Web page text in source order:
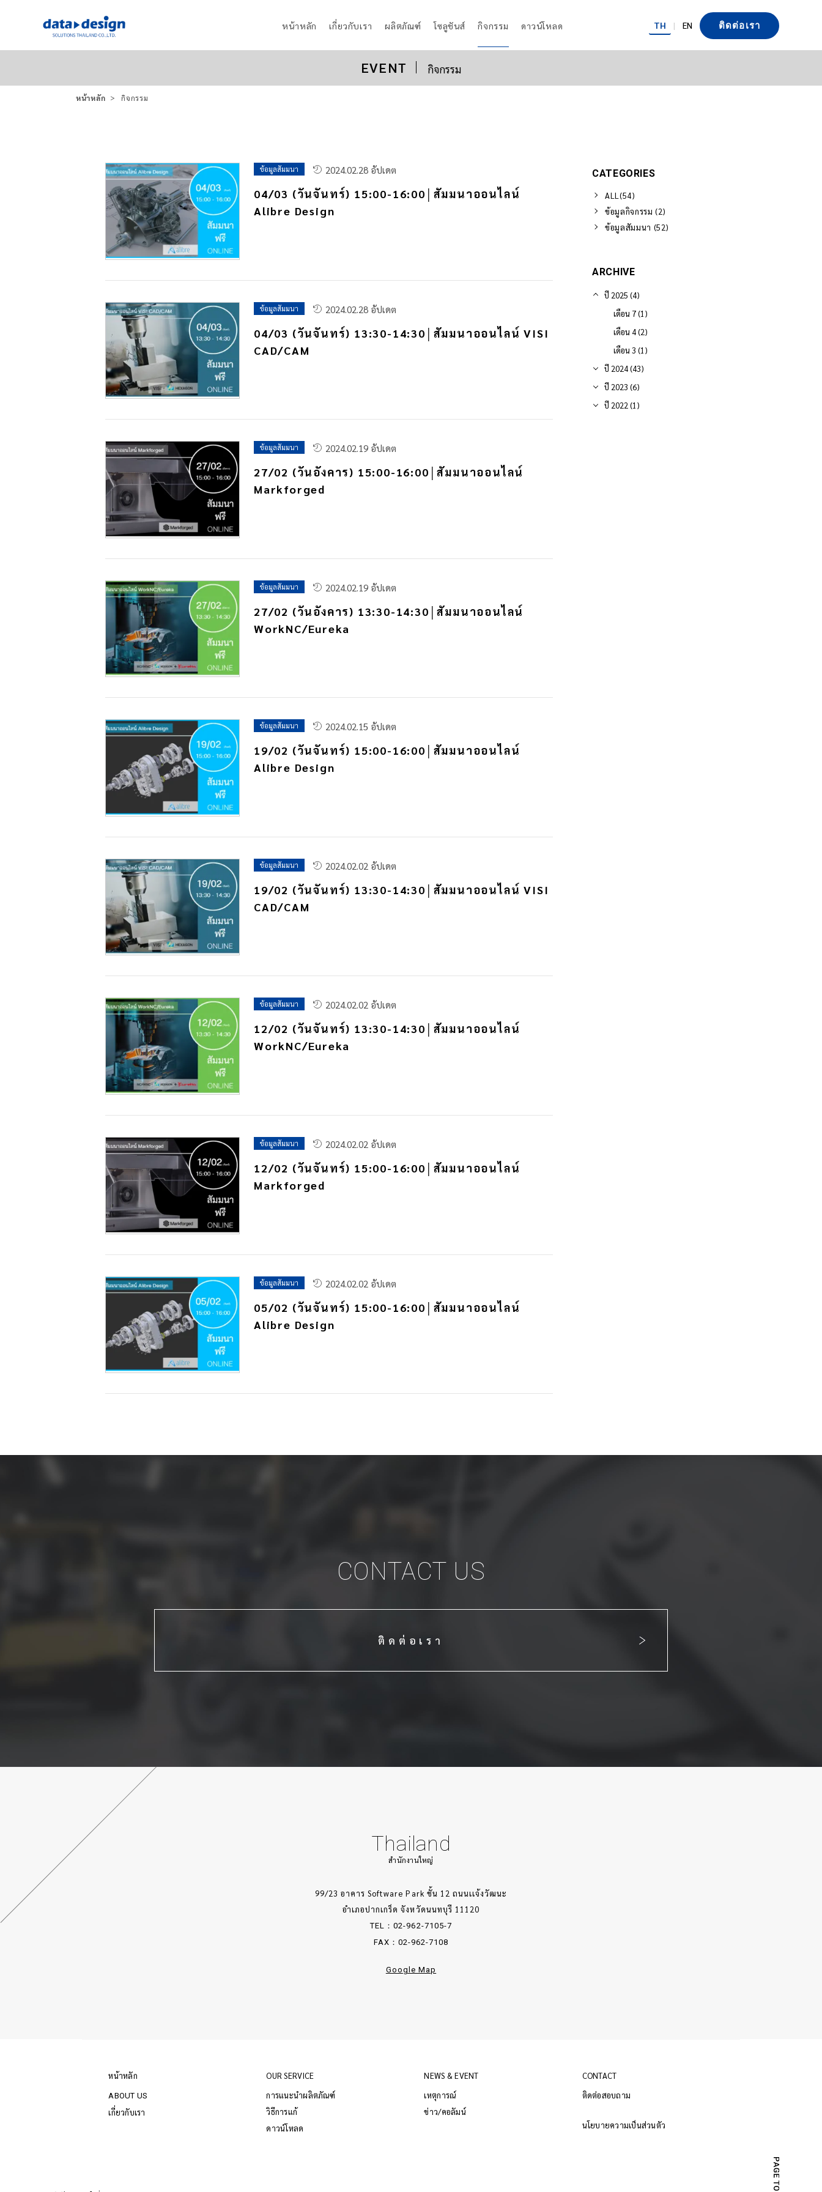
TH | EN ติดต่อเรา
หน้าหลัก เกี่ยวกับเรา ผลิตภัณฑ์ โซลูชันส์ กิจกรรม ดาวน์โหลด
EVENT กิจกรรม
หน้าหลัก กิจกรรม
ข้อมูลสัมมนา 2024.02.28 อัปเดต
04/03 (วันจันทร์) 15:00-16:00│สัมมนาออนไลน์
Alibre Design
ข้อมูลสัมมนา 2024.02.28 อัปเดต
04/03 (วันจันทร์) 13:30-14:30│สัมมนาออนไลน์ VISI
CAD/CAM
ข้อมูลสัมมนา 2024.02.19 อัปเดต
27/02 (วันอังคาร) 15:00-16:00│สัมมนาออนไลน์
Markforged
ข้อมูลสัมมนา 2024.02.19 อัปเดต
27/02 (วันอังคาร) 13:30-14:30│สัมมนาออนไลน์
WorkNC/Eureka
ข้อมูลสัมมนา 2024.02.15 อัปเดต
19/02 (วันจันทร์) 15:00-16:00│สัมมนาออนไลน์
Alibre Design
ข้อมูลสัมมนา 2024.02.02 อัปเดต
19/02 (วันจันทร์) 13:30-14:30│สัมมนาออนไลน์ VISI
CAD/CAM
ข้อมูลสัมมนา 2024.02.02 อัปเดต
12/02 (วันจันทร์) 13:30-14:30│สัมมนาออนไลน์
WorkNC/Eureka
ข้อมูลสัมมนา 2024.02.02 อัปเดต
12/02 (วันจันทร์) 15:00-16:00│สัมมนาออนไลน์
Markforged
ข้อมูลสัมมนา 2024.02.02 อัปเดต
05/02 (วันจันทร์) 15:00-16:00│สัมมนาออนไลน์
Alibre Design
CATEGORIES
ALL(54)
ข้อมูลกิจกรรม (2)
ข้อมูลสัมมนา (52)
ARCHIVE
ปี 2025 (4)
เดือน 7 (1)
เดือน 4 (2)
เดือน 3 (1)
ปี 2024 (43)
ปี 2023 (6)
ปี 2022 (1)
CONTACT US
ติดต่อเรา
Thailand
สำนักงานใหญ่
99/23 อาคาร Software Park ชั้น 12 ถนนเเจ้งวัฒนะ
อำเภอปากเกร็ด จังหวัดนนทบุรี 11120
TEL：02-962-7105-7
FAX：02-962-7108
Google Map
หน้าหลัก
ABOUT US
เกี่ยวกับเรา
OUR SERVICE
การแนะนำผลิตภัณฑ์
วิธีการแก้
ดาวน์โหลด
NEWS & EVENT
เหตุการณ์
ข่าว/คอลัมน์
CONTACT
ติดต่อสอบถาม
นโยบายความเป็นส่วนตัว